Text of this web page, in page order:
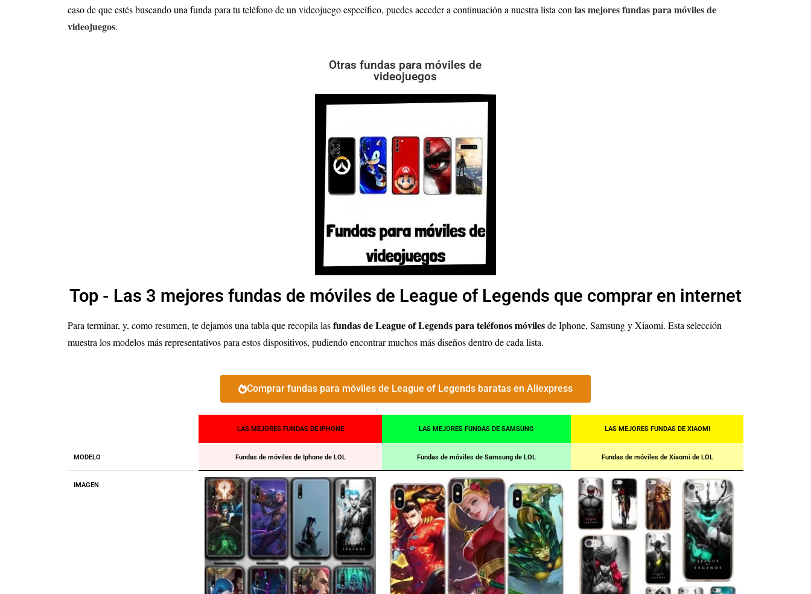
caso de que estés buscando una funda para tu teléfono de un videojuego específico, puedes acceder a continuación a nuestra lista conlas mejores fundas para móviles de
videojuegos.
Otras fundas para móviles de
videojuegos
Top - Las 3 mejores fundas de móviles de League of Legends que comprar en internet
Para terminar, y, como resumen, te dejamos una tabla que recopila lasfundas de League of Legends para teléfonos móvilesde Iphone, Samsung y Xiaomi. Esta selección
muestra los modelos más representativos para estos dispositivos, pudiendo encontrar muchos más diseños dentro de cada lista.
Comprar fundas para móviles de League of Legends baratas en Aliexpress
LAS MEJORES FUNDAS DE IPHONE LAS MEJORES FUNDAS DE SAMSUNG LAS MEJORES FUNDAS DE XIAOMI
MODELO Fundas de móviles de Iphone de LOL Fundas de móviles de Samsung de LOL Fundas de móviles de Xiaomi de LOL
IMAGEN